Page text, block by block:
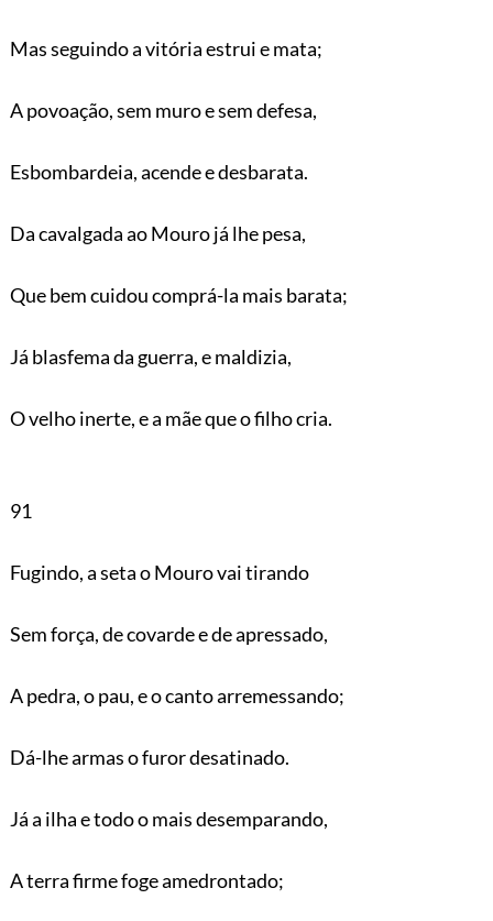
Mas seguindo a vitória estrui e mata;
A povoação, sem muro e sem defesa,
Esbombardeia, acende e desbarata.
Da cavalgada ao Mouro já lhe pesa,
Que bem cuidou comprá-la mais barata;
Já blasfema da guerra, e maldizia,
O velho inerte, e a mãe que o filho cria.
91
Fugindo, a seta o Mouro vai tirando
Sem força, de covarde e de apressado,
A pedra, o pau, e o canto arremessando;
Dá-lhe armas o furor desatinado.
Já a ilha e todo o mais desemparando,
A terra firme foge amedrontado;